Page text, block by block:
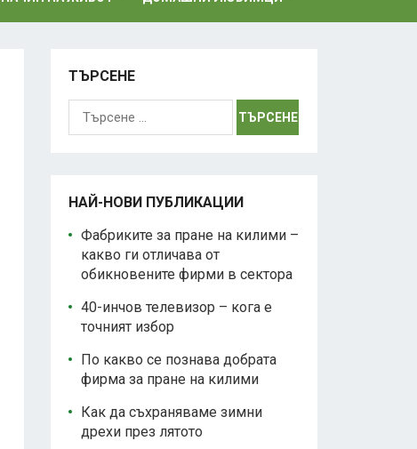
ТЪРСЕНЕ
Търсене
НАЙ-НОВИ ПУБЛИКАЦИИ
Фабриките за пране на килими –
какво ги отличава от
обикновените фирми в сектора
40-инчов телевизор – кога е
точният избор
По какво се познава добрата
фирма за пране на килими
Как да съхраняваме зимни
дрехи през лятото